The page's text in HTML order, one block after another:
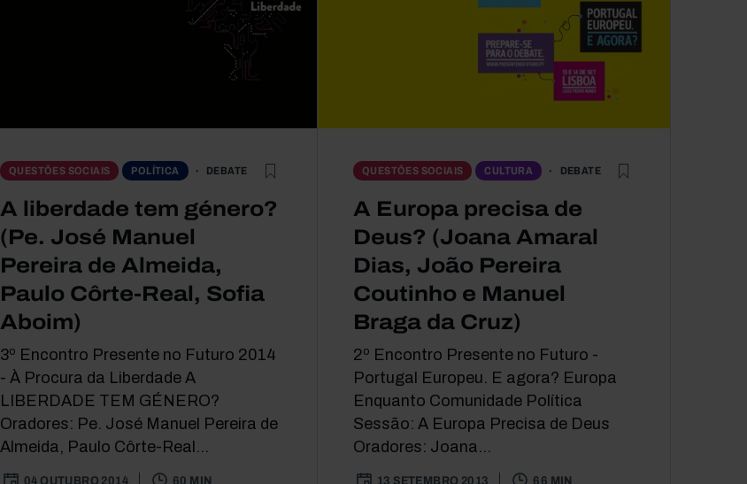
QUESTÕES SOCIAIS POLÍTICA DEBATE
A liberdade tem género?
(Pe. José Manuel
Pereira de Almeida,
Paulo Côrte-Real, Sofia
Aboim)
3º Encontro Presente no Futuro 2014
- À Procura da Liberdade A
LIBERDADE TEM GÉNERO?
Oradores: Pe. José Manuel Pereira de
Almeida, Paulo Côrte-Real...
04 OUTUBRO 2014 60 MIN
QUESTÕES SOCIAIS CULTURA DEBATE
A Europa precisa de
Deus? (Joana Amaral
Dias, João Pereira
Coutinho e Manuel
Braga da Cruz)
2º Encontro Presente no Futuro -
Portugal Europeu. E agora? Europa
Enquanto Comunidade Política
Sessão: A Europa Precisa de Deus
Oradores: Joana...
13 SETEMBRO 2013 66 MIN